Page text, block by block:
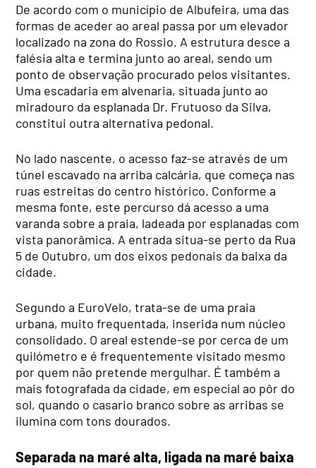
De acordo com o município de Albufeira, uma das
formas de aceder ao areal passa por um elevador
localizado na zona do Rossio. A estrutura desce a
falésia alta e termina junto ao areal, sendo um
ponto de observação procurado pelos visitantes.
Uma escadaria em alvenaria, situada junto ao
miradouro da esplanada Dr. Frutuoso da Silva,
constitui outra alternativa pedonal.
No lado nascente, o acesso faz-se através de um
túnel escavado na arriba calcária, que começa nas
ruas estreitas do centro histórico. Conforme a
mesma fonte, este percurso dá acesso a uma
varanda sobre a praia, ladeada por esplanadas com
vista panorâmica. A entrada situa-se perto da Rua
5 de Outubro, um dos eixos pedonais da baixa da
cidade.
Segundo a EuroVelo, trata-se de uma praia
urbana, muito frequentada, inserida num núcleo
consolidado. O areal estende-se por cerca de um
quilómetro e é frequentemente visitado mesmo
por quem não pretende mergulhar. É também a
mais fotografada da cidade, em especial ao pôr do
sol, quando o casario branco sobre as arribas se
ilumina com tons dourados.
Separada na maré alta, ligada na maré baixa